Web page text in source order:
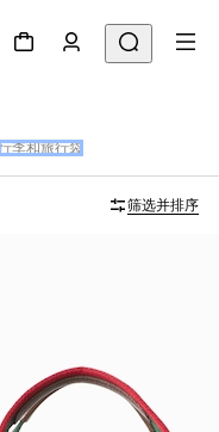
行李和旅行袋
筛选并排序